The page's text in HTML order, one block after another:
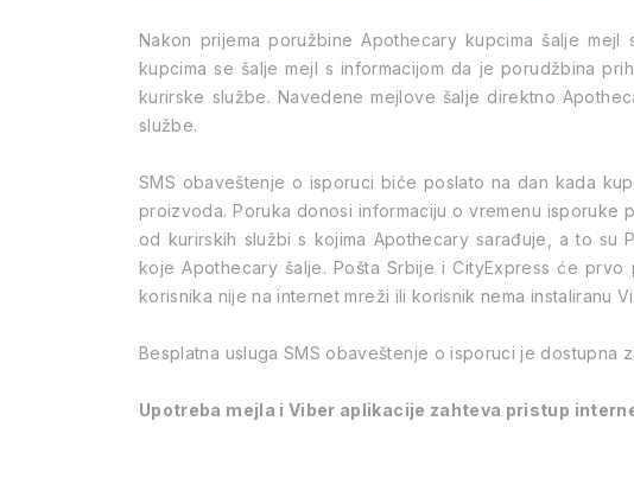
Nakon prijema poružbine Apothecary kupcima šalje
kupcima se šalje mejl s informacijom da je porudžbina
kurirske službe. Navedene mejlove šalje direktno
službe.
SMS obaveštenje o isporuci biće poslato na dan kada
proizvoda. Poruka donosi informaciju o vremenu
od kurirskih službi s kojima Apothecary sarađuje, a to su
koje Apothecary šalje. Pošta Srbije i CityExpress će
korisnika nije na internet mreži ili korisnik nema instaliranu
Besplatna usluga SMS obaveštenje o isporuci je dostupna
Upotreba mejla i Viber aplikacije zahteva pristup